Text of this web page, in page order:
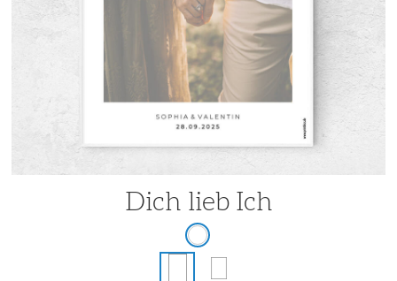
Dich lieb Ich